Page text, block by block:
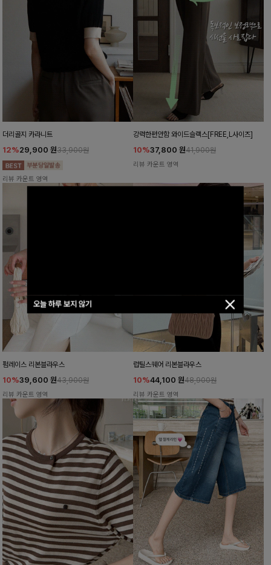
오늘 하루 보지 않기
더리골지 카라니트
12%29,900 원33,900원
리뷰 카운트 영역
강력한편안함 와이드슬랙스[FREE,L사이즈]
10%37,800 원41,900원
리뷰 카운트 영역
펌레이스 리본블라우스
10%39,600 원43,900원
리뷰 카운트 영역
럽틸스퀘어 리본블라우스
10%44,100 원48,900원
리뷰 카운트 영역